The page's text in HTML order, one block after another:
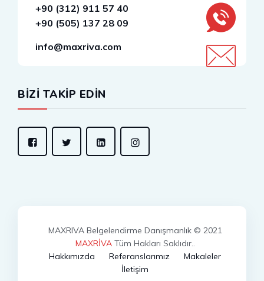
+90 (312) 911 57 40
+90 (505) 137 28 09
info@maxriva.com
BİZİ TAKİP EDİN
MAXRIVA Belgelendirme Danışmanlık © 2021
MAXRİVATüm Hakları Saklıdır..
Hakkımızda
Referanslarımız
Makaleler
İletişim